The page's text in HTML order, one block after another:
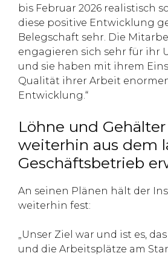
bis Februar 2026 realistisch
diese positive Entwicklung
Belegschaft sehr. Die
engagieren sich sehr für ihr
und sie haben mit ihrem
Qualität ihrer Arbeit
Entwicklung.“
Löhne und
weiterhin aus dem
Geschäftsbetrieb
An seinen Plänen hält der
weiterhin fest:
„Unser Ziel war und ist es,
und die Arbeitsplätze am